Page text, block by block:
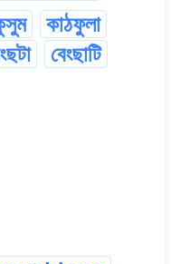
কাঠফুলা
বেংছাটি